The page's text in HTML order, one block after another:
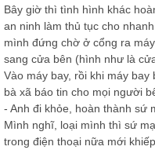
Bây giờ thì tình hình khác
an ninh làm thủ tục cho
mình đứng chờ ở cổng ra
sang cửa bên (hình như là
Vào máy bay, rồi khi máy
bà xã báo tin cho mọi người
- Anh đi khỏe, hoàn thành sứ
Mình nghĩ, loại mình thì sứ
trong điện thoại nữa mới